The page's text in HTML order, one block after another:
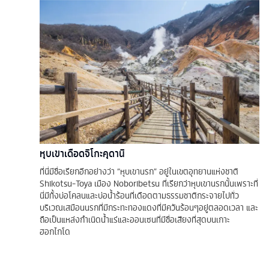
หุบเขาเดือดจิโกะคุดานิ
ที่นี่มีชื่อเรียกอีกอย่างว่า “หุบเขานรก” อยู่ในเขตอุทยานแห่งชาติ
Shikotsu-Toya เมือง Noboribetsu ที่เรียกว่าหุบเขานรกนั้นเพราะที่
นี่มีทั้งบ่อโคลนและบ่อน้ำร้อนที่เดือดตามธรรมชาติกระจายไปทั่ว
บริเวณเสมือนนรกที่มีกระทะทองแดงที่มีควันร้อนๆอยู่ตลอดเวลา และ
ถือเป็นแหล่งกำเนิดน้ำแร่และออนเซนที่มีชื่อเสียงที่สุดบนเกาะ
ฮอกไกโด